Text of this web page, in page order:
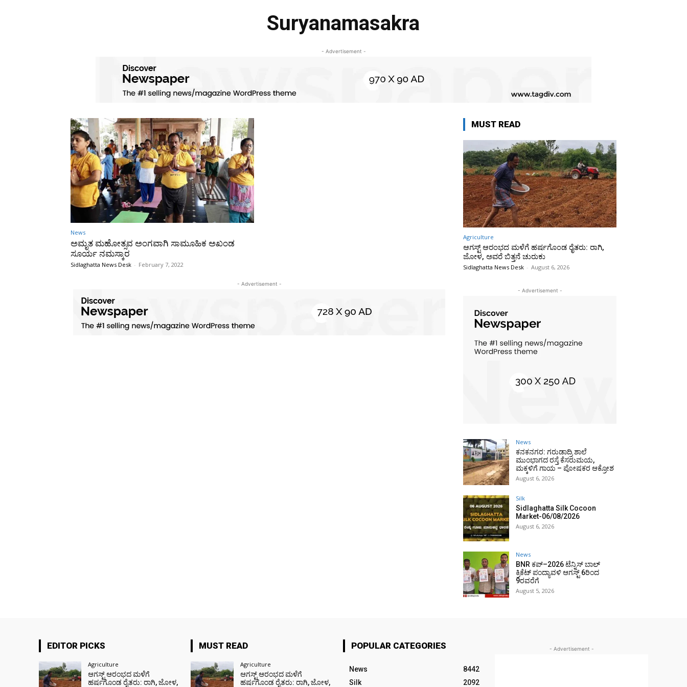
Suryanamasakra
- Advertisement -
News
ಅಮೃತ ಮಹೋತ್ಸವ ಅಂಗವಾಗಿ ಸಾಮೂಹಿಕ ಅಖಂಡ
ಸೂರ್ಯ ನಮಸ್ಕಾರ
Sidlaghatta News Desk - February 7, 2022
- Advertisement -
MUST READ
Agriculture
ಆಗಸ್ಟ್ ಆರಂಭದ ಮಳೆಗೆ ಹರ್ಷಗೊಂಡ ರೈತರು: ರಾಗಿ,
ಜೋಳ, ಅವರೆ ಬಿತ್ತನೆ ಚುರುಕು
Sidlaghatta News Desk - August 6, 2026
- Advertisement -
News
ಕನಕನಗರ: ಗರುಡಾದ್ರಿ ಶಾಲೆ
ಮುಂಭಾಗದ ರಸ್ತೆ ಕೆಸರುಮಯ,
ಮಕ್ಕಳಿಗೆ ಗಾಯ – ಪೋಷಕರ ಆಕ್ರೋಶ
August 6, 2026
Silk
Sidlaghatta Silk Cocoon
Market-06/08/2026
August 6, 2026
News
BNR ಕಪ್–2026 ಟೆನ್ನಿಸ್ ಬಾಲ್
ಕ್ರಿಕೆಟ್ ಪಂದ್ಯಾವಳಿ ಆಗಸ್ಟ್ 6ರಿಂದ
9ರವರೆಗೆ
August 5, 2026
EDITOR PICKS
Agriculture
ಆಗಸ್ಟ್ ಆರಂಭದ ಮಳೆಗೆ
ಹರ್ಷಗೊಂಡ ರೈತರು: ರಾಗಿ, ಜೋಳ,
MUST READ
Agriculture
ಆಗಸ್ಟ್ ಆರಂಭದ ಮಳೆಗೆ
ಹರ್ಷಗೊಂಡ ರೈತರು: ರಾಗಿ, ಜೋಳ,
POPULAR CATEGORIES
News
8442
Silk
2092
- Advertisement -